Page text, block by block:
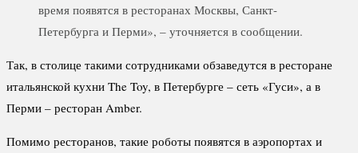
время появятся в ресторанах Москвы, Санкт-
Петербурга и Перми», – уточняется в сообщении.
Так, в столице такими сотрудниками обзаведутся в ресторане
итальянской кухни The Toy, в Петербурге – сеть «Гуси», а в
Перми – ресторан Amber.
Помимо ресторанов, такие роботы появятся в аэропортах и